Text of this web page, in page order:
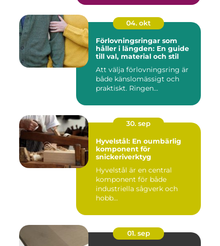
04. okt
Förlovningsringar som
håller i längden: En guide
till val, material och stil
Att välja förlovningsring är
både känslomässigt och
praktiskt. Ringen...
30. sep
Hyvelstål: En oumbärlig
komponent för
snickeriverktyg
Hyvelstål är en central
komponent för både
industriella sågverk och
hobb...
01. sep